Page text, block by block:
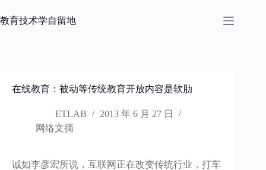
过
教育技术学自留地
在线教育：被动等传统教育开放内容是软肋
ETLAB
2013 年 6 月 27 日
网络文摘
诚如李彦宏所说，互联网正在改变传统行业，打车